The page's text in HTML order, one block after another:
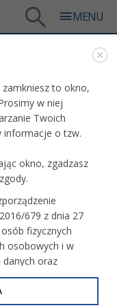
rowerowych - Tarnów
AKCJI
-
zamkniesz to okno,
w niej
Twoich
informacje o tzw.
okno, zgadzasz
679 z dnia 27
fizycznych
osobowych i w
danych oraz
jako RODO, GDPR